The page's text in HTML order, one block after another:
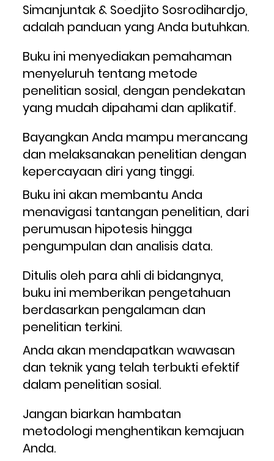
Simanjuntak & Soedjito Sosrodihardjo,
adalah panduan yang Anda butuhkan.
Buku ini menyediakan pemahaman
menyeluruh tentang metode
penelitian sosial, dengan pendekatan
yang mudah dipahami dan aplikatif.
Bayangkan Anda mampu merancang
dan melaksanakan penelitian dengan
kepercayaan diri yang tinggi.
Buku ini akan membantu Anda
menavigasi tantangan penelitian, dari
perumusan hipotesis hingga
pengumpulan dan analisis data.
Ditulis oleh para ahli di bidangnya,
buku ini memberikan pengetahuan
berdasarkan pengalaman dan
penelitian terkini.
Anda akan mendapatkan wawasan
dan teknik yang telah terbukti efektif
dalam penelitian sosial.
Jangan biarkan hambatan
metodologi menghentikan kemajuan
Anda.